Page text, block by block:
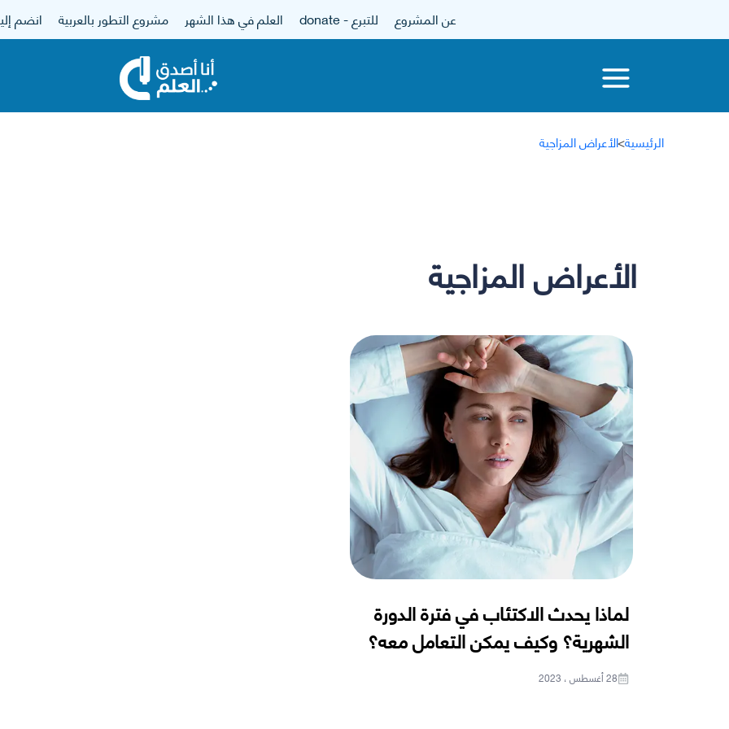
عن المشروع للتبرع - donate العلم في هذا الشهر مشروع التطور بالعربية انضم
الرئيسية>الأعراض المزاجية
الأعراض المزاجية
لماذا يحدث الاكتئاب في فترة الدورة
الشهرية؟ وكيف يمكن التعامل معه؟
28 أغسطس ، 2023